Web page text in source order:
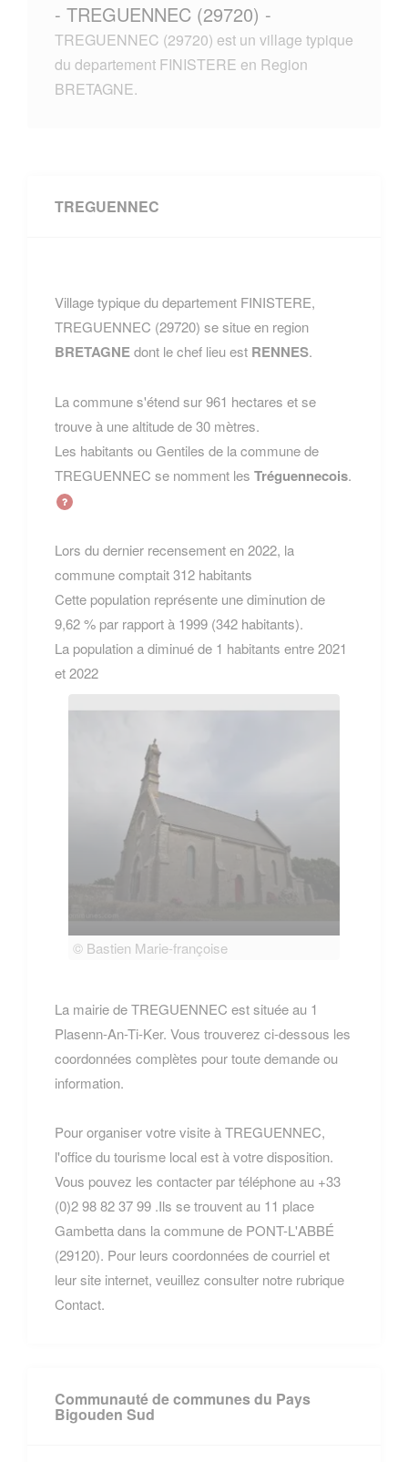
- TREGUENNEC (29720) -
TREGUENNEC (29720) est un village typique
du departement FINISTERE en Region
BRETAGNE.
TREGUENNEC
Village typique du departement FINISTERE,
TREGUENNEC (29720) se situe en region
BRETAGNEdont le chef lieu est RENNES.
La commune s'étend sur 961 hectares et se
trouve à une altitude de 30 mètres.
Les habitants ou Gentiles de la commune de
TREGUENNEC se nomment les Tréguennecois.
Lors du dernier recensement en 2022, la
commune comptait 312 habitants
Cette population représente une diminution de
9,62 % par rapport à 1999 (342 habitants).
La population a diminué de 1 habitants entre 2021
et 2022
© Bastien Marie-françoise
La mairie de TREGUENNEC est située au 1
Plasenn-An-Ti-Ker. Vous trouverez ci-dessous les
coordonnées complètes pour toute demande ou
information.
Pour organiser votre visite à TREGUENNEC,
l'office du tourisme local est à votre disposition.
Vous pouvez les contacter par téléphone au +33
(0)2 98 82 37 99 .Ils se trouvent au 11 place
Gambetta dans la commune de PONT-L'ABBÉ
(29120). Pour leurs coordonnées de courriel et
leur site internet, veuillez consulter notre rubrique
Contact.
Communauté de communes du Pays
Bigouden Sud